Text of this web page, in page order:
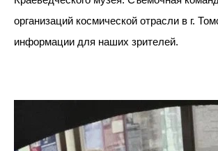
организаций космической отрасли в г.
информации для наших зрителей.